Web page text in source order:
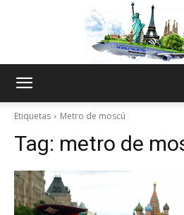
Etiquetas Metro de moscú
Tag: metro de